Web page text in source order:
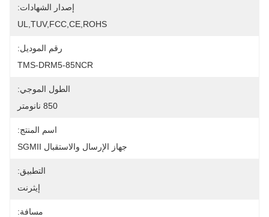
إصدار الشهادات:
UL,TUV,FCC,CE,ROHS
رقم الموديل:
TMS-DRM5-85NCR
الطول الموجي:
850 نانومتر
اسم المنتج:
جهاز الإرسال والاستقبال SGMII
التطبيق:
إيثرنت
مسافة: